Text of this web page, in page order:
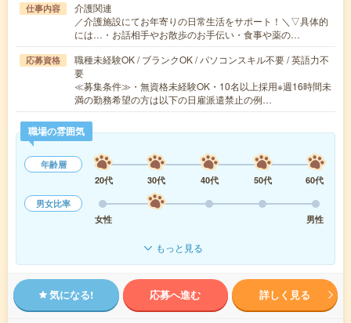
仕事内容
介護関連
／介護施設にてお年寄りの日常生活をサポート！＼▽具体的
には…・お話相手やお散歩のお手伝い・食事や薬の…
応募資格
職種未経験OK / ブランクOK / パソコンスキル不要 / 英語力不
要
≪募集条件≫・無資格未経験OK・10名以上採用※週16時間未
満の勤務希望の方は以下の日雇派遣禁止の例…
職場の雰囲気
年齢層
20代
30代 40代 50代
60代
男女比率
女性
男性
もっと見る
気になる! 応募へ進む 詳しく見る